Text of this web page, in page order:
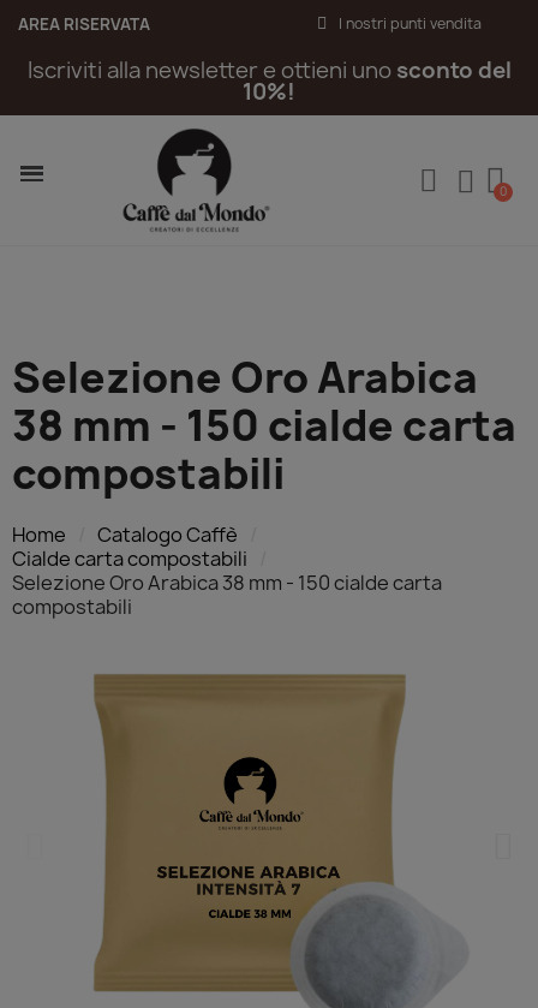
AREA RISERVATA I nostri punti vendita
Iscriviti alla newsletter e ottieni unosconto del
10%!
Selezione Oro Arabica
38 mm - 150 cialde carta
compostabili
Home
Catalogo Caffè
Cialde carta compostabili
Selezione Oro Arabica 38 mm - 150 cialde carta
compostabili